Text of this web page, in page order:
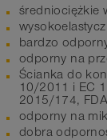
średniociężkie
bardzo
odporny na
Ścianka do
10/2011 i EC
2015/174,
odporny na
dobra